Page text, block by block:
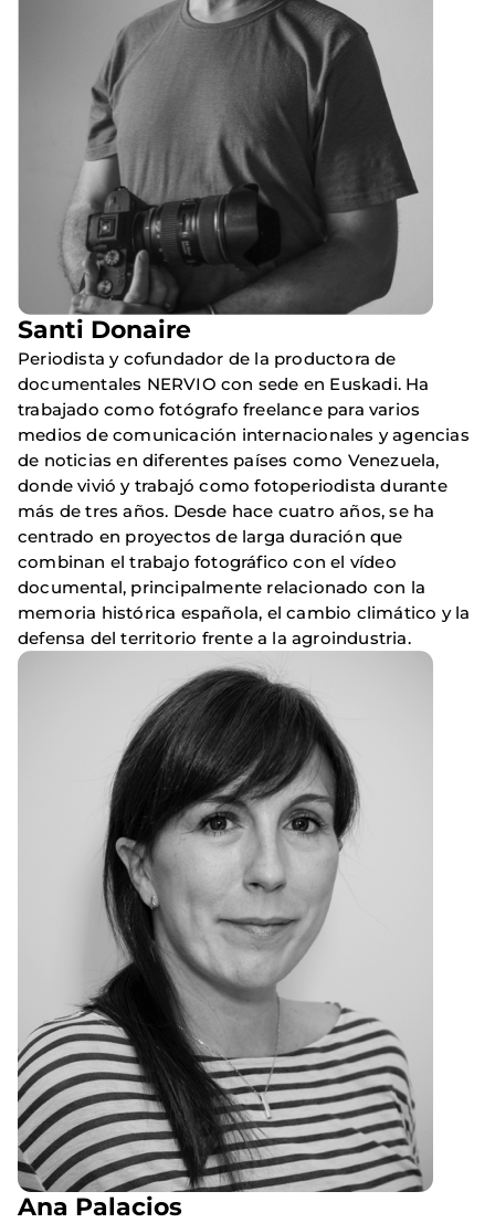
Santi Donaire
Periodista y cofundador de la productora de
documentales NERVIO con sede en Euskadi. Ha
trabajado como fotógrafo freelance para varios
medios de comunicación internacionales y agencias
de noticias en diferentes países como Venezuela,
donde vivió y trabajó como fotoperiodista durante
más de tres años. Desde hace cuatro años, se ha
centrado en proyectos de larga duración que
combinan el trabajo fotográfico con el vídeo
documental, principalmente relacionado con la
memoria histórica española, el cambio climático y la
defensa del territorio frente a la agroindustria.
Ana Palacios